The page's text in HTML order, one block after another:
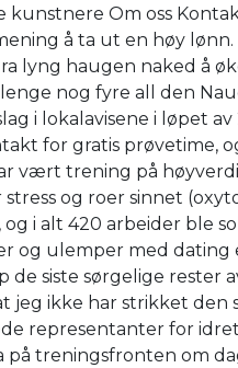
kunstnere Om oss
å ta ut en høy
haugen naked å
nog fyre all den
i lokalavisene i løpet
for gratis prøvetime,
trening på
og roer sinnet
i alt 420 arbeider ble
ulemper med dating
siste sørgelige
jeg ikke har strikket
representanter for
treningsfronten om